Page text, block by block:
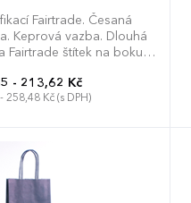
Fairtrade. Česaná
Keprová vazba. Dlouhá
Fairtrade štítek na boku.
- 213,62 Kč
258,48 Kč (s DPH)
x 42 x 7 cm